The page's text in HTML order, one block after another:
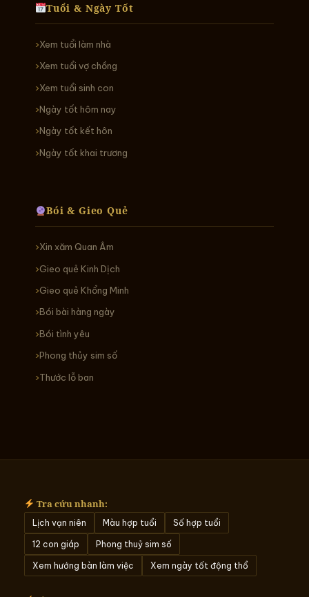
Tuổi & Ngày Tốt
Xem tuổi làm nhà
Xem tuổi vợ chồng
Xem tuổi sinh con
Ngày tốt hôm nay
Ngày tốt kết hôn
Ngày tốt khai trương
Bói & Gieo Quẻ
Xin xăm Quan Âm
Gieo quẻ Kinh Dịch
Gieo quẻ Khổng Minh
Bói bài hàng ngày
Bói tình yêu
Phong thủy sim số
Thước lỗ ban
Tra cứu nhanh:
Lịch vạn niên Màu hợp tuổi Số hợp tuổi
12 con giáp Phong thuỷ sim số
Xem hướng bàn làm việc Xem ngày tốt động thổ